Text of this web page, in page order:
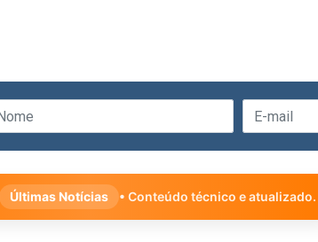
Últimas Notícias • Conteúdo técnico e atualizado.